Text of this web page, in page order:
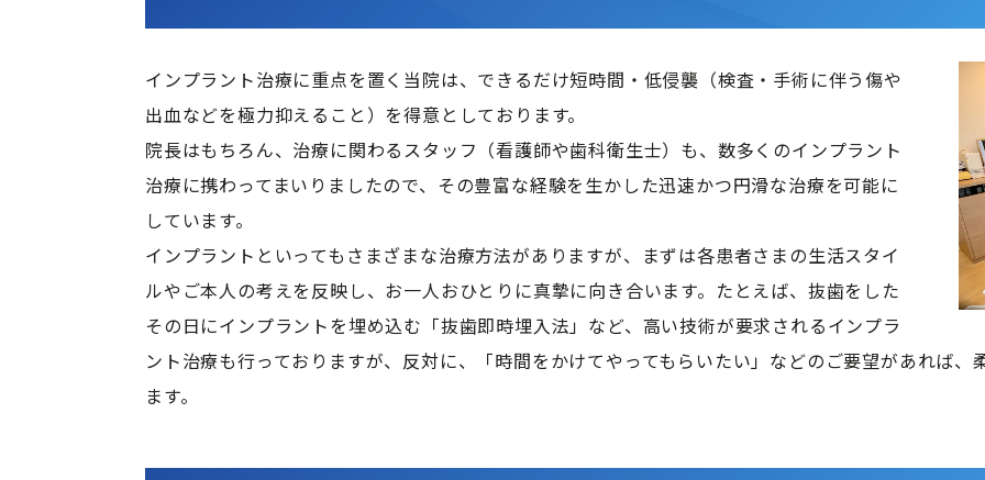
インプラント治療に重点を置く当院は、できるだけ短時間・低侵襲（検査・手術に伴う傷や
出血などを極力抑えること）を得意としております。
院長はもちろん、治療に関わるスタッフ（看護師や歯科衛生士）も、数多くのインプラント
治療に携わってまいりましたので、その豊富な経験を生かした迅速かつ円滑な治療を可能に
しています。
インプラントといってもさまざまな治療方法がありますが、まずは各患者さまの生活スタイ
ルやご本人の考えを反映し、お一人おひとりに真摯に向き合います。たとえば、抜歯をした
その日にインプラントを埋め込む「抜歯即時埋入法」など、高い技術が要求されるインプラ
ント治療も行っておりますが、反対に、「時間をかけてやってもらいたい」などのご要望があれば
ます。